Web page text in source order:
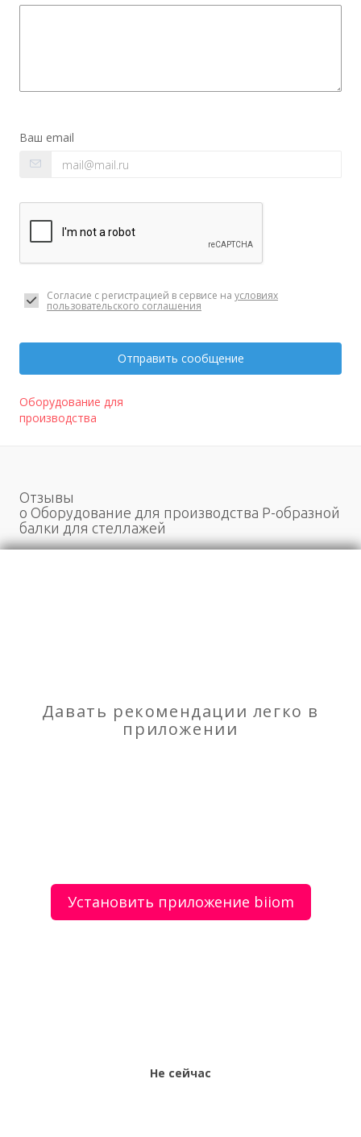
Ваш email
Согласие с регистрацией в сервисе на условиях
пользовательского соглашения
Отправить сообщение
Оборудование для
производства
Отзывы
о Оборудование для производства P-образной
балки для стеллажей
Оборудование для производства Z-образной
Давать рекомендации легко в
приложении
Установить приложение biiom
Не сейчас